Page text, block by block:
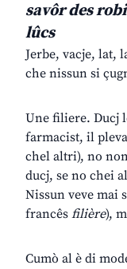
savôr des
lûcs
Jerbe, vacje, lat,
che nissun si
Une filiere. Ducj
farmacist, il
chel altri), no
ducj, se no chei
Nissun veve mai
francês filière),
Cumò al è di